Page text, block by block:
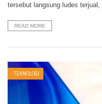
tersebut langsung ludes terjual,
READ MORE
TEKNOLOGI